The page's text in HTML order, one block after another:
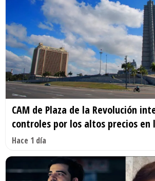
CAM de Plaza de la Revolución
controles por los altos precios en
Hace 1 día